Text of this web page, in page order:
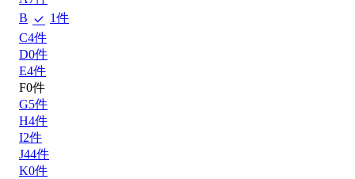
B
1件
C4件
D0件
E4件
F0件
G5件
H4件
I2件
J44件
K0件